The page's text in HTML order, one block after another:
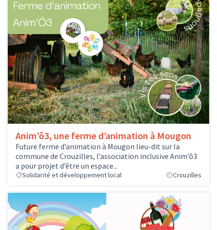
Anim’ô3, une ferme d’animation à Mougon
Future ferme d’animation à Mougon lieu-dit sur la
commune de Crouzilles, l’association inclusive Anim’ô3
a pour projet d’être un espace...
Solidarité et développement local Crouzilles